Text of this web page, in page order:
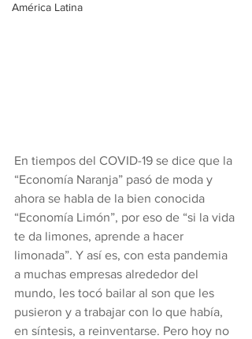
América Latina
En tiempos del COVID-19 se dice que la
“Economía Naranja” pasó de moda y
ahora se habla de la bien conocida
“Economía Limón”, por eso de “si la vida
te da limones, aprende a hacer
limonada”. Y así es, con esta pandemia
a muchas empresas alrededor del
mundo, les tocó bailar al son que les
pusieron y a trabajar con lo que había,
en síntesis, a reinventarse. Pero hoy no